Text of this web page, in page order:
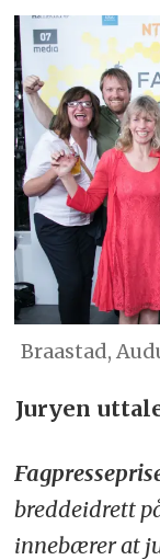
Braastad,
Juryen
breddeidrett
innebærer at